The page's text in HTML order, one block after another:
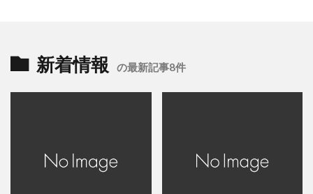
新着情報 の最新記事8件